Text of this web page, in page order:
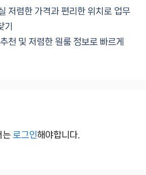
저렴한 가격과 편리한 위치로 업무
기
천 및 저렴한 원룸 정보로 빠르게
는 로그인해야합니다.